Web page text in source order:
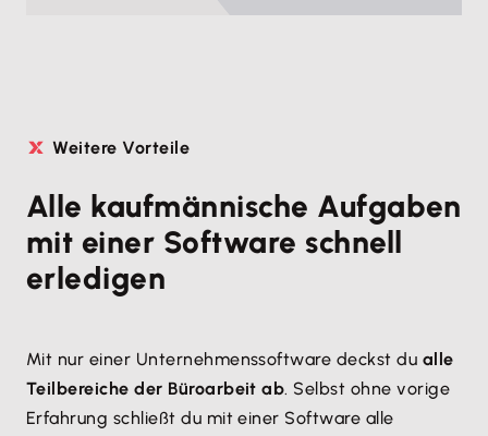
Weitere Vorteile
Alle kaufmännische Aufgaben
mit einer Software schnell
erledigen
Mit nur einer Unternehmenssoftware deckst du alle
Teilbereiche der Büroarbeit ab. Selbst ohne vorige
Erfahrung schließt du mit einer Software alle